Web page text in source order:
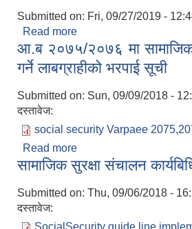
Submitted on: Fri, 09/27/2019 -
Read more
आ.ब २०७५/२०७६ मा सामाजिक
गर्ने लाबग्राहीको भरपाई सूची
Submitted on: Sun, 09/09/2018 -
दस्तावेज:
social security Varpaee
Read more
गर्ने लाबग्राहीको भरपाई सूची
सामाजिक सुरक्षा संचालन
Submitted on: Thu, 09/06/2018 -
दस्तावेज: